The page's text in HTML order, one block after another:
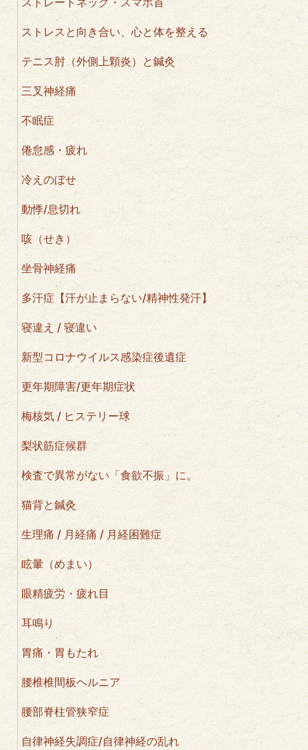
ストレスと向き合い、心と体を整える
テニス肘（外側上顆炎）と鍼灸
三叉神経痛
不眠症
倦怠感・疲れ
冷えのぼせ
動悸/息切れ
咳（せき）
坐骨神経痛
多汗症【汗が止まらない/精神性発汗】
寝違え / 寝違い
新型コロナウイルス感染症後遺症
更年期障害/更年期症状
梅核気 / ヒステリー球
梨状筋症候群
検査で異常がない「食欲不振」に。
猫背と鍼灸
生理痛 / 月経痛 / 月経困難症
眩暈（めまい）
眼精疲労・疲れ目
耳鳴り
胃痛・胃もたれ
腰椎椎間板ヘルニア
腰部脊柱管狭窄症
自律神経失調症/自律神経の乱れ